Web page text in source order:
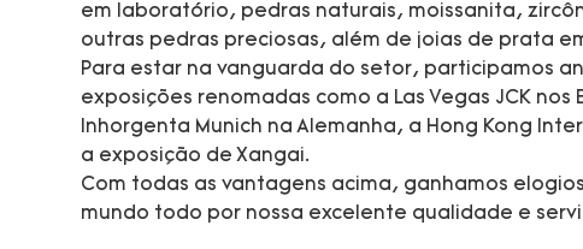
em laboratório, pedras naturais, moissanita,
outras pedras preciosas, além de joias de prata
Para estar na vanguarda do setor, participamos
exposições renomadas como a Las Vegas JCK nos
Inhorgenta Munich na Alemanha, a Hong Kong
a exposição de Xangai.
Com todas as vantagens acima, ganhamos
mundo todo por nossa excelente qualidade e